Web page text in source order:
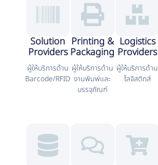
Solution
Providers
ผู้ให้บริการด้าน
Barcode/RFID
Printing &
Packaging
ผู้ให้บริการด้าน
งานพิมพ์และ
บรรจุภัณฑ์
Logistics
Providers
ผู้ให้บริการด้าน
โลจิสติกส์